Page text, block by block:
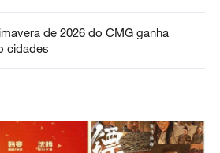
de 2026 do CMG ganha
cidades